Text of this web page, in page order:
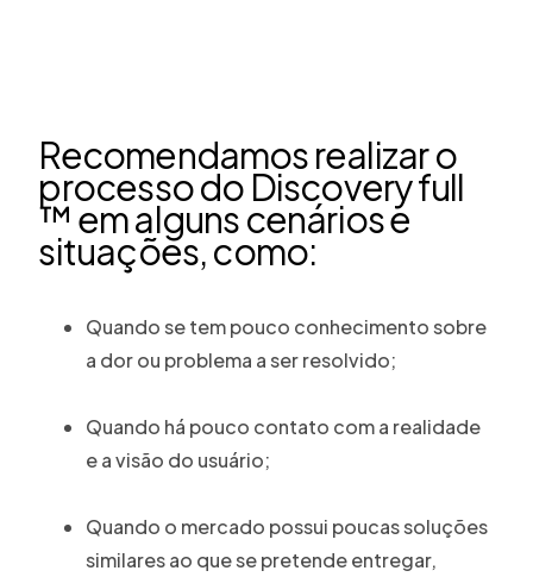
Recomendamos realizar o
processo do Discovery full
™ em alguns cenários e
situações, como:
Quando se tem pouco conhecimento sobre
a dor ou problema a ser resolvido;
Quando há pouco contato com a realidade
e a visão do usuário;
Quando o mercado possui poucas soluções
similares ao que se pretende entregar,